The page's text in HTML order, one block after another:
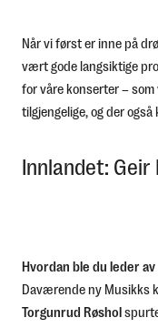
Når vi først er inne på
vært gode langsiktige
for våre konserter –
tilgjengelige, og der
Innlandet: Geir
Hvordan ble du leder
Daværende ny Musikks
Torgunrud Røshol